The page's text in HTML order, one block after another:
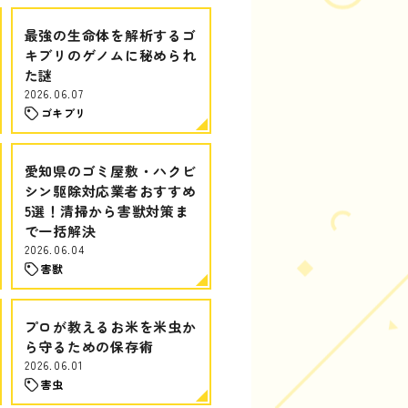
最強の生命体を解析するゴ
キブリのゲノムに秘められ
た謎
2026.06.07
ゴキブリ
愛知県のゴミ屋敷・ハクビ
シン駆除対応業者おすすめ
5選！清掃から害獣対策ま
で一括解決
2026.06.04
害獣
プロが教えるお米を米虫か
ら守るための保存術
2026.06.01
害虫